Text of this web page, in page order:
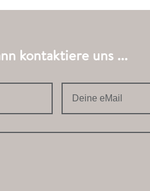
kontaktiere uns ...